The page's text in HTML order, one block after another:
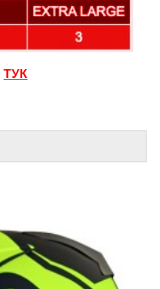
ТУК